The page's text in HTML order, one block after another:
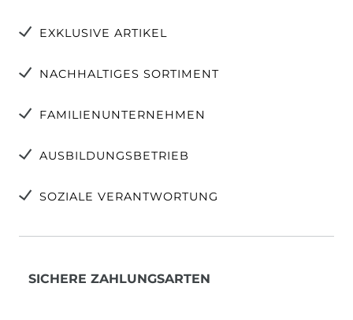
EXKLUSIVE ARTIKEL
NACHHALTIGES SORTIMENT
FAMILIENUNTERNEHMEN
AUSBILDUNGSBETRIEB
SOZIALE VERANTWORTUNG
SICHERE ZAHLUNGSARTEN